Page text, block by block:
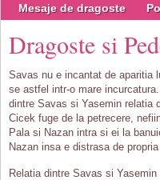
Mesaje de dragoste
Dragoste si
Savas nu e incantat de aparitia
se astfel intr-o mare
dintre Savas si Yasemin relatia
Cicek fuge de la petrecere,
Pala si Nazan intra si ei la
Nazan insa e distrasa de
Relatia dintre Savas si